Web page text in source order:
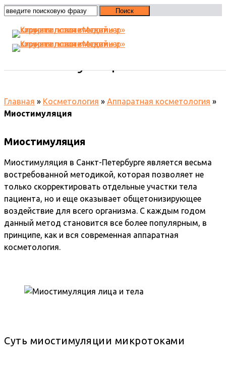
Главная » Косметология » Аппаратная косметология »
Миостимуляция
Миостимуляция
Миостимуляция в Санкт-Петербурге является весьма
востребованной методикой, которая позволяет не
только скорректировать отдельные участки тела
пациента, но и еще оказывает общетонизирующее
воздействие для всего организма. С каждым годом
данный метод становится все более популярным, в
принципе, как и вся современная аппаратная
косметология.
Суть миостимуляции микротоками